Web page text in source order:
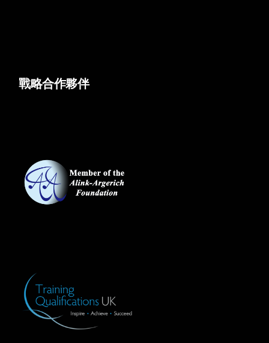
戰略合作夥伴